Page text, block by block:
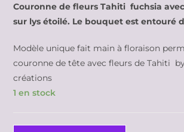
Couronne de fleurs Tahiti fuchsia
sur lys étoilé. Le bouquet est entouré
Modèle unique fait main à floraison
couronne de tête avec fleurs de Tahiti
créations
1 en stock